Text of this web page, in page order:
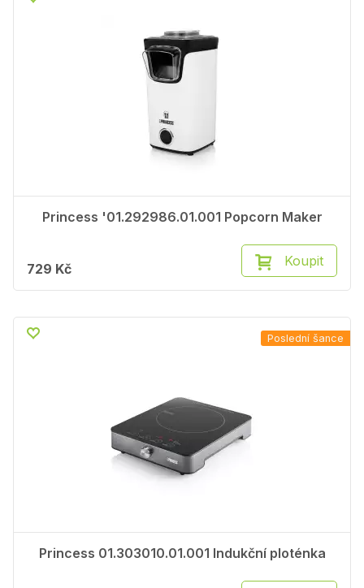
Princess '01.292986.01.001 Popcorn Maker
729 Kč Koupit
Princess 01.303010.01.001 Indukční ploténka
Poslední šance